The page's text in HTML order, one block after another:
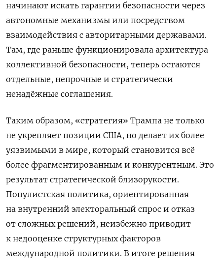
начинают искать гарантии безопасности через
автономные механизмы или посредством
взаимодействия с авторитарными державами.
Там, где раньше функционировала архитектура
коллективной безопасности, теперь остаются
отдельные, непрочные и стратегически
ненадёжные соглашения.
Таким образом, «стратегия» Трампа не только
не укрепляет позиции США, но делает их более
уязвимыми в мире, который становится всё
более фрагментированным и конкурентным. Это
результат стратегической близорукости.
Популистская политика, ориентированная
на внутренний электоральный спрос и отказ
от сложных решений, неизбежно приводит
к недооценке структурных факторов
международной политики. В итоге решения